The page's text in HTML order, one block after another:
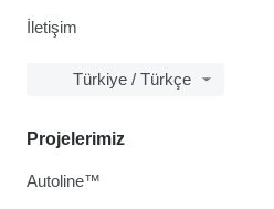
İletişim
Türkiye / Türkçe
Projelerimiz
Autoline™